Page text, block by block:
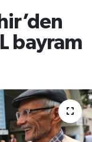
bayram